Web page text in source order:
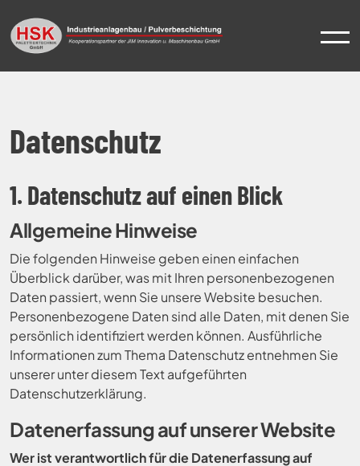
Skip
toDatenschutz
1. Datenschutz auf einen Blick
Allgemeine Hinweise
Die folgenden Hinweise geben einen einfachen
Überblick darüber, was mit Ihren personenbezogenen
Daten passiert, wenn Sie unsere Website besuchen.
Personenbezogene Daten sind alle Daten, mit denen Sie
persönlich identifiziert werden können. Ausführliche
Informationen zum Thema Datenschutz entnehmen Sie
unserer unter diesem Text aufgeführten
Datenschutzerklärung.
Datenerfassung auf unserer Website
Wer ist verantwortlich für die Datenerfassung auf